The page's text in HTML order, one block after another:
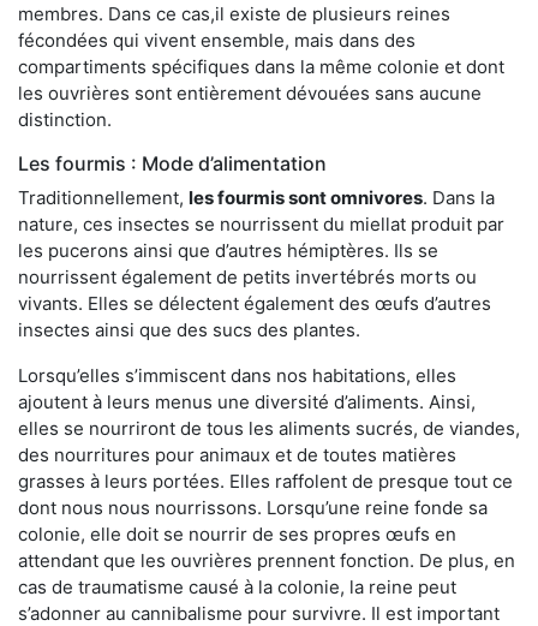
membres. Dans ce cas,il existe de plusieurs reines
fécondées qui vivent ensemble, mais dans des
compartiments spécifiques dans la même colonie et dont
les ouvrières sont entièrement dévouées sans aucune
distinction.
Les fourmis : Mode d’alimentation
Traditionnellement, les fourmis sont omnivores. Dans la
nature, ces insectes se nourrissent du miellat produit par
les pucerons ainsi que d’autres hémiptères. Ils se
nourrissent également de petits invertébrés morts ou
vivants. Elles se délectent également des œufs d’autres
insectes ainsi que des sucs des plantes.
Lorsqu’elles s’immiscent dans nos habitations, elles
ajoutent à leurs menus une diversité d’aliments. Ainsi,
elles se nourriront de tous les aliments sucrés, de viandes,
des nourritures pour animaux et de toutes matières
grasses à leurs portées. Elles raffolent de presque tout ce
dont nous nous nourrissons. Lorsqu’une reine fonde sa
colonie, elle doit se nourrir de ses propres œufs en
attendant que les ouvrières prennent fonction. De plus, en
cas de traumatisme causé à la colonie, la reine peut
s’adonner au cannibalisme pour survivre. Il est important